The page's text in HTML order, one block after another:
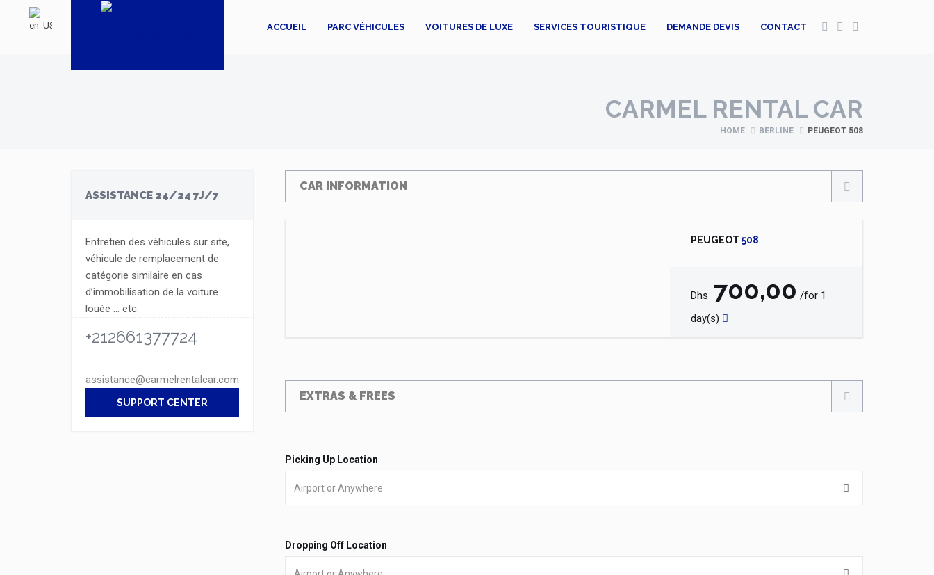
ACCUEIL PARC VÉHICULES VOITURES DE LUXE SERVICES TOURISTIQUE DEMANDE DEVIS CONTACT
CARMEL RENTAL CAR
HOME BERLINE PEUGEOT 508
ASSISTANCE 24/24 7J/7
Entretien des véhicules sur site,
véhicule de remplacement de
catégorie similaire en cas
d’immobilisation de la voiture
louée … etc.
+212661377724
assistance@carmelrentalcar.com
SUPPORT CENTER
CAR INFORMATION
PEUGEOT508
Dhs 700,00 /for 1
day(s)
EXTRAS & FREES
Picking Up Location
Dropping Off Location